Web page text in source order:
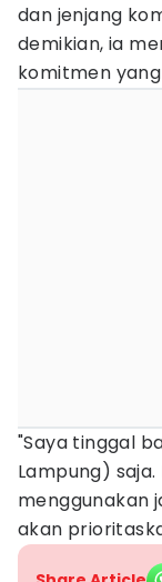
dan jenjang
demikian, ia
komitmen
"Saya tinggal
Lampung)
menggunakan
akan